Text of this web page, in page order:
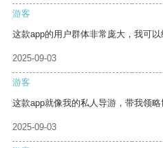
游客
这款app的用户群体非常庞大，我可以
2025-09-03
游客
这款app就像我的私人导游，带我领略
2025-09-03